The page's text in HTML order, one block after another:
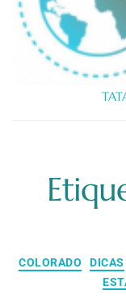
COLORADO DICAS